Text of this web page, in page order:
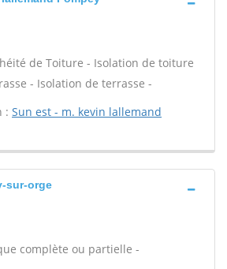
de Toiture - Isolation de toiture
- Isolation de terrasse -
: Sun est - m. kevin lallemand
sur-orge
complète ou partielle -